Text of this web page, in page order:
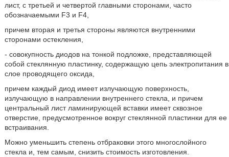
лист, с третьей и четвертой главными сторонами, часто
обозначаемыми F3 и F4,
причем вторая и третья стороны являются внутренними
сторонами остекления,
- совокупность диодов на тонкой подложке, представляющей
собой стеклянную пластинку, содержащую цепь электропитания в
слое проводящего оксида,
причем каждый диод имеет излучающую поверхность,
излучающую в направлении внутреннего стекла, и причем
центральный лист ламинирующей вставки имеет сквозное
отверстие, предусмотренное вокруг стеклянной пластинки для ее
встраивания.
Можно уменьшить степень отбраковки этого многослойного
стекла и, тем самым, снизить стоимость изготовления.